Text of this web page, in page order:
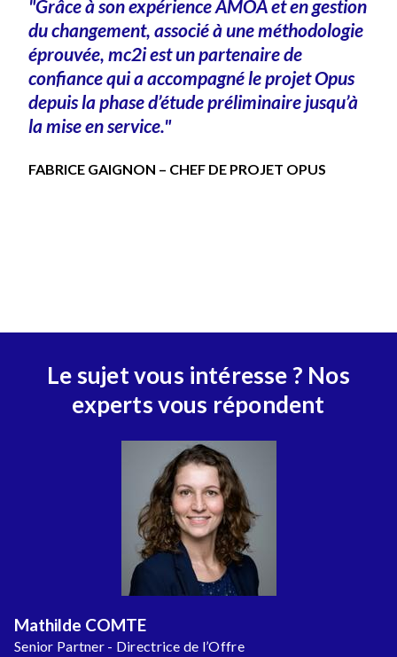
"Grâce à son expérience AMOA et en gestion
du changement, associé à une méthodologie
éprouvée, mc2i est un partenaire de
confiance qui a accompagné le projet Opus
depuis la phase d’étude préliminaire jusqu’à
la mise en service."
FABRICE GAIGNON – CHEF DE PROJET OPUS
Le sujet vous intéresse ? Nos
experts vous répondent
Mathilde COMTE
Senior Partner - Directrice de l’Offre